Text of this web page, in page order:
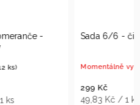
Sada 6/6 - čirá
Momentálně vyprodáno
49,83 Kč / 1 ks 149